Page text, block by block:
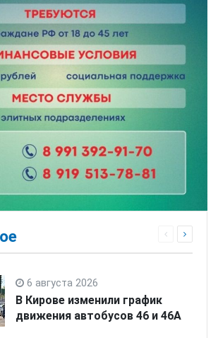
6 августа 2026
В Кирове изменили график
движения автобусов 46 и 46А